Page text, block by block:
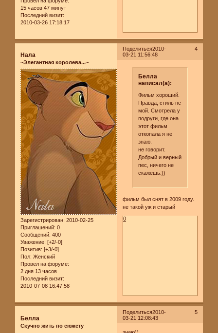
15 часов 47 минут
Последний визит:
2010-03-26 17:18:17
Поделиться 4
2010-
03-21 11:56:48
Нала
~Элегантная королева...~
Зарегистрирован: 2010-02-25
Приглашений: 0
Сообщений: 400
Уважение: [+2/-0]
Позитив: [+3/-0]
Пол: Женский
Провел на форуме:
2 дня 13 часов
Последний визит:
2010-07-08 16:47:58
Белла
написал(а):
Фильм хороший.
Правда, стиль не
мой. Смотрела у
подруги, где она
этот фильм
откопала я не
знаю.
не говорит.
Добрый и верный
пес, ничего не
скажешь.))
фильм был снят в 2009 году.
не такой уж и старый
0
Поделиться 5
2010-
03-21 12:08:43
Белла
Скучно жить по сюжету